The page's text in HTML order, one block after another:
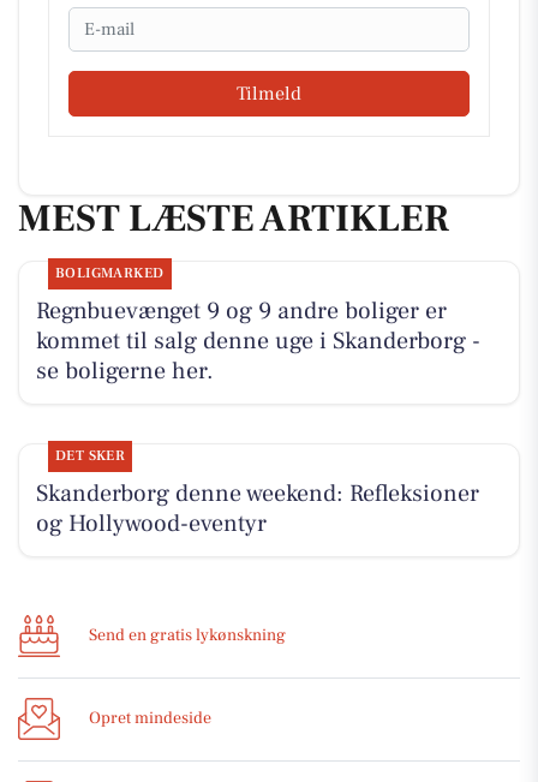
Email
Tilmeld
MEST LÆSTE ARTIKLER
BOLIGMARKED
Regnbuevænget 9 og 9 andre boliger er
kommet til salg denne uge i Skanderborg -
se boligerne her.
DET SKER
Skanderborg denne weekend: Refleksioner
og Hollywood-eventyr
Send en gratis lykønskning
Opret mindeside